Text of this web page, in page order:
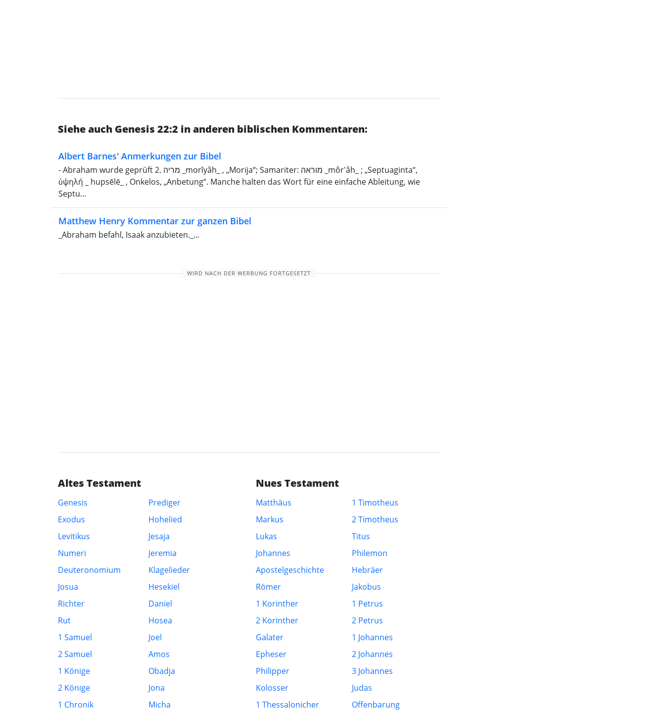
Siehe auch Genesis 22:2 in anderen biblischen Kommentaren:
Albert Barnes' Anmerkungen zur Bibel
- Abraham wurde geprüft 2. מריה _morı̂yâh_ , „Morija“; Samariter: מוראה _môr'âh_ ; „Septuaginta“,
ὑψηλή _ hupsēlē_ , Onkelos, „Anbetung“. Manche halten das Wort für eine einfache Ableitung, wie
Septu...
Matthew Henry Kommentar zur ganzen Bibel
_Abraham befahl, Isaak anzubieten._...
WIRD NACH DER WERBUNG FORTGESETZT
Altes Testament
Genesis
Exodus
Levitikus
Numeri
Deuteronomium
Josua
Richter
Rut
1 Samuel
2 Samuel
1 Könige
2 Könige
1 Chronik
Prediger
Hohelied
Jesaja
Jeremia
Klagelieder
Hesekiel
Daniel
Hosea
Joel
Amos
Obadja
Jona
Micha
Nues Testament
Matthäus
Markus
Lukas
Johannes
Apostelgeschichte
Römer
1 Korinther
2 Korinther
Galater
Epheser
Philipper
Kolosser
1 Thessalonicher
1 Timotheus
2 Timotheus
Titus
Philemon
Hebräer
Jakobus
1 Petrus
2 Petrus
1 Johannes
2 Johannes
3 Johannes
Judas
Offenbarung